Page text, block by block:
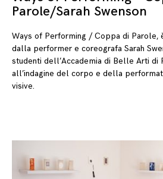
Parole/Sarah Swenson
Ways of Performing / Coppa di Parole,
dalla performer e coreografa Sarah
studenti dell’Accademia di Belle Arti di
all’indagine del corpo e della
visive.